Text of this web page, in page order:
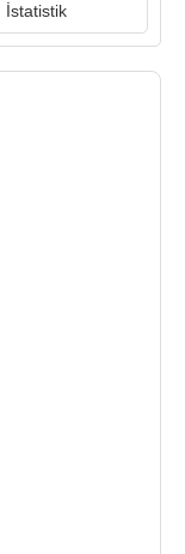
İstatistik